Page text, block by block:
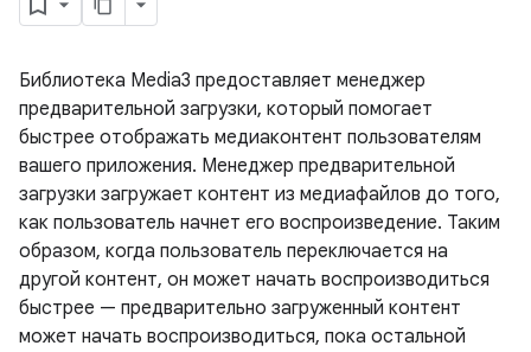
Библиотека Media3 предоставляет менеджер
предварительной загрузки, который помогает
быстрее отображать медиаконтент пользователям
вашего приложения. Менеджер предварительной
загрузки загружает контент из медиафайлов до того,
как пользователь начнет его воспроизведение. Таким
образом, когда пользователь переключается на
другой контент, он может начать воспроизводиться
быстрее — предварительно загруженный контент
может начать воспроизводиться, пока остальной